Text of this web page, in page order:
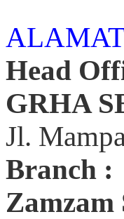
Head
GRHA
Jl.
Branch :
Zamzam